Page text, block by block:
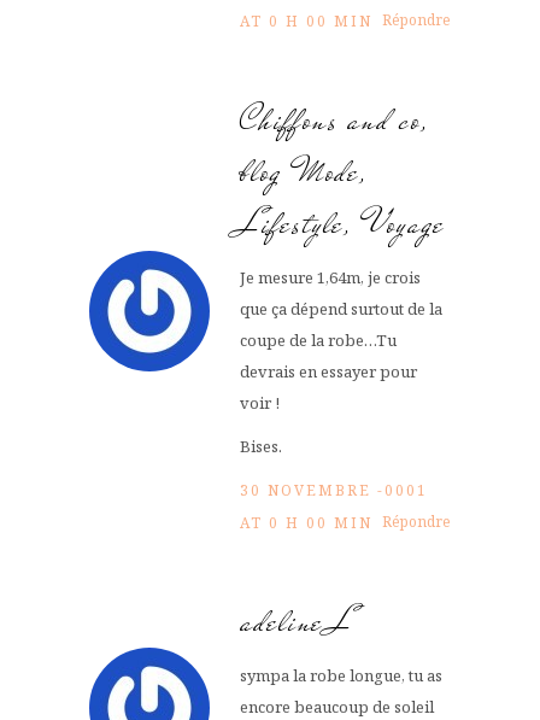
AT 0 H 00 MIN Répondre
Chiffons and co,
blog Mode,
Lifestyle, Voyage
Je mesure 1,64m, je crois
que ça dépend surtout de la
coupe de la robe…Tu
devrais en essayer pour
voir !
Bises.
30 NOVEMBRE -0001
AT 0 H 00 MIN Répondre
adeline L
sympa la robe longue, tu as
encore beaucoup de soleil